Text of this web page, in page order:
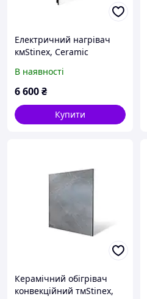
Електричний нагрівач
кмStinex, Ceramic
В наявності
6 600₴
Купити
Керамічний обігрівач
конвекційний тмStinex,